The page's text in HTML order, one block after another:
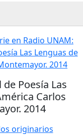
Poesía Las
Carlos
2014
originarios